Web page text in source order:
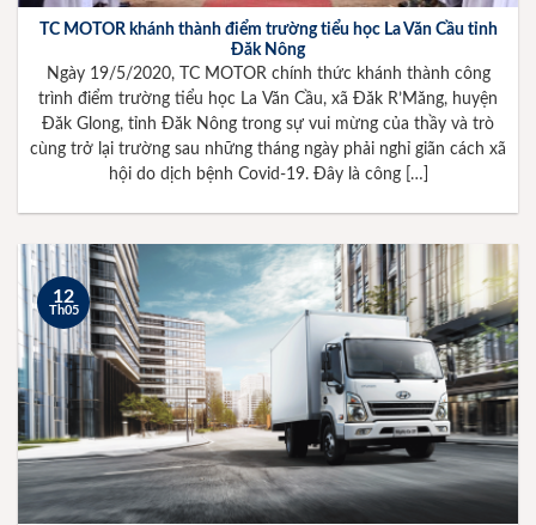
TC MOTOR khánh thành điểm trường tiểu học La Văn Cầu tỉnh
Đăk Nông
Ngày 19/5/2020, TC MOTOR chính thức khánh thành công
trình điểm trường tiểu học La Văn Cầu, xã Đăk R’Măng, huyện
Đăk Glong, tỉnh Đăk Nông trong sự vui mừng của thầy và trò
cùng trở lại trường sau những tháng ngày phải nghỉ giãn cách xã
hội do dịch bệnh Covid-19. Đây là công […]
12
Th05